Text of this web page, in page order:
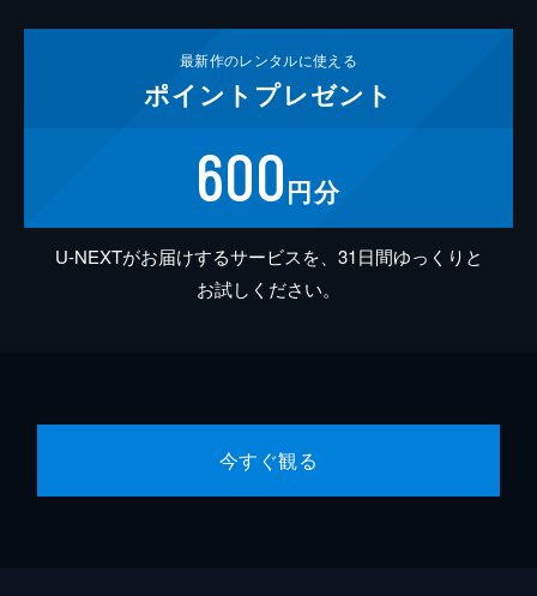
最新作のレンタルに使える
ポイント プレゼント
600円分
U-NEXTがお届けするサービスを、31日間ゆっくりと
お試しください。
今すぐ観る